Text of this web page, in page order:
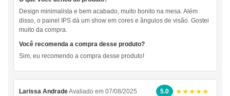
Design minimalista e bem acabado, muito bonito na mesa. Além
disso, o painel IPS dá um show em cores e ângulos de visão. Gostei
muito da compra.
Você recomenda a compra desse produto?
Sim, eu recomendo a compra desse produto!
Larissa AndradeAvaliado em 07/08/2025 5.0 ★★★★★